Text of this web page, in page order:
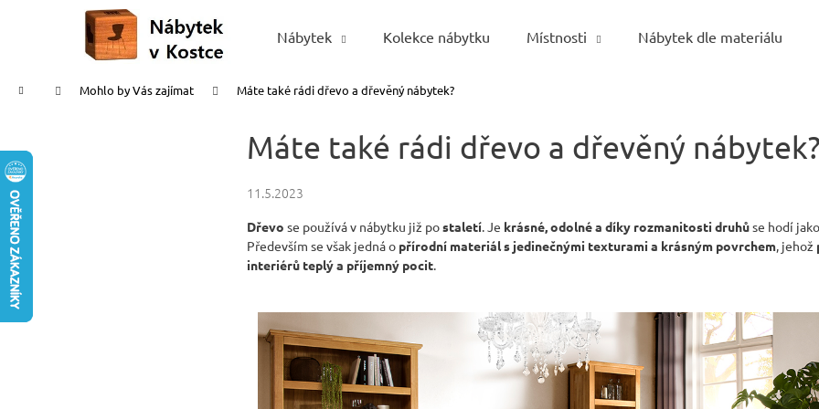
Nábytek Kolekce nábytku Místnosti Nábytek dle materiálu
Domů Mohlo by Vás zajímat Máte také rádi dřevo a dřevěný nábytek?
Máte také rádi dřevo a dřevěný nábytek?
11.5.2023
Dřevo se používá v nábytku již postaletí . Je krásné, odolné a díky rozmanitosti druhůse hodí jako
Především se však jedná o přírodní materiál s jedinečnými texturami a krásným povrchem , jehož
interiérů teplý a příjemný pocit
Zpět
obchodu
Zpět
obchodu
Co potřebujete najít?
Doporučujeme